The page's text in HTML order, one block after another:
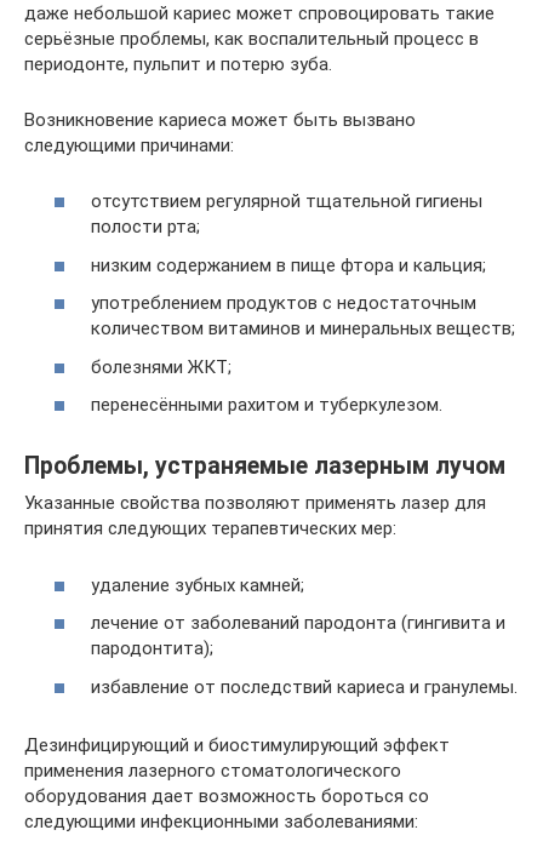
даже небольшой кариес может спровоцировать такие
серьёзные проблемы, как воспалительный процесс в
периодонте, пульпит и потерю зуба.
Возникновение кариеса может быть вызвано
следующими причинами:
отсутствием регулярной тщательной гигиены
полости рта;
низким содержанием в пище фтора и кальция;
употреблением продуктов с недостаточным
количеством витаминов и минеральных веществ;
болезнями ЖКТ;
перенесёнными рахитом и туберкулезом.
Проблемы, устраняемые лазерным лучом
Указанные свойства позволяют применять лазер для
принятия следующих терапевтических мер:
удаление зубных камней;
лечение от заболеваний пародонта (гингивита и
пародонтита);
избавление от последствий кариеса и гранулемы.
Дезинфицирующий и биостимулирующий эффект
применения лазерного стоматологического
оборудования дает возможность бороться со
следующими инфекционными заболеваниями: